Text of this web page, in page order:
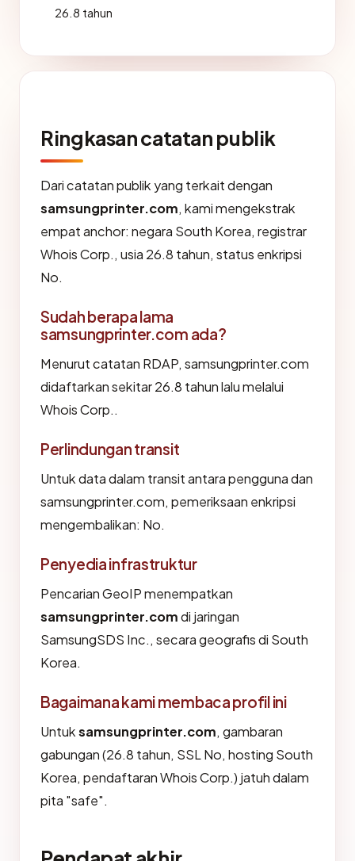
26.8 tahun
Ringkasan catatan publik
Dari catatan publik yang terkait dengan
samsungprinter.com, kami mengekstrak
empat anchor: negara South Korea, registrar
Whois Corp., usia 26.8 tahun, status enkripsi
No.
Sudah berapa lama
samsungprinter.com ada?
Menurut catatan RDAP, samsungprinter.com
didaftarkan sekitar 26.8 tahun lalu melalui
Whois Corp..
Perlindungan transit
Untuk data dalam transit antara pengguna dan
samsungprinter.com, pemeriksaan enkripsi
mengembalikan: No.
Penyedia infrastruktur
Pencarian GeoIP menempatkan
samsungprinter.comdi jaringan
SamsungSDS Inc., secara geografis di South
Korea.
Bagaimana kami membaca profil ini
Untuksamsungprinter.com, gambaran
gabungan (26.8 tahun, SSL No, hosting South
Korea, pendaftaran Whois Corp.) jatuh dalam
pita "safe".